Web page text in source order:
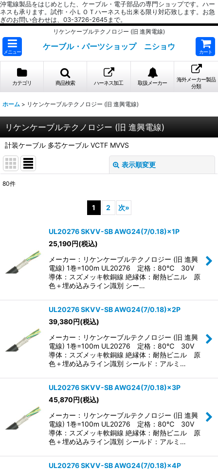
沖電線製品をはじめとした、ケーブル・電子部品の専門ショップです。ハー
ネスも承ります。試作・小ＬＯＴハーネスも出来る限り対応致します。お急
ぎのお問い合わせは、03-3726-2645まで。
リケンケーブルテクノロジー (旧 進興電線)
メニュー
ケーブル・パーツショップ ニショウ
カート
カテゴリ 商品検索 ハーネス加工 取扱メーカー
海外メーカー製品
分類
ホーム > リケンケーブルテクノロジー (旧 進興電線)
リケンケーブルテクノロジー (旧 進興電線)
計装ケーブル 多芯ケーブル VCTF MVVS
表示順変更
絞り込む
80件
1 2 次»
UL20276 SKVV-SB AWG24(7/0.18)×1P
25,190円(税込)
メーカー：リケンケーブルテクノロジー (旧 進興
電線) 1巻=100m UL20276 定格：80℃ 30V
導体：スズメッキ軟銅線 絶縁体：耐熱ビニル 原
色＋埋め込みライン識別 シー…
UL20276 SKVV-SB AWG24(7/0.18)×2P
39,380円(税込)
メーカー：リケンケーブルテクノロジー (旧 進興
電線) 1巻=100m UL20276 定格：80℃ 30V
導体：スズメッキ軟銅線 絶縁体：耐熱ビニル 原
色＋埋め込みライン識別 シールド：アルミ…
UL20276 SKVV-SB AWG24(7/0.18)×3P
45,870円(税込)
メーカー：リケンケーブルテクノロジー (旧 進興
電線) 1巻=100m UL20276 定格：80℃ 30V
導体：スズメッキ軟銅線 絶縁体：耐熱ビニル 原
色＋埋め込みライン識別 シールド：アルミ…
UL20276 SKVV-SB AWG24(7/0.18)×4P